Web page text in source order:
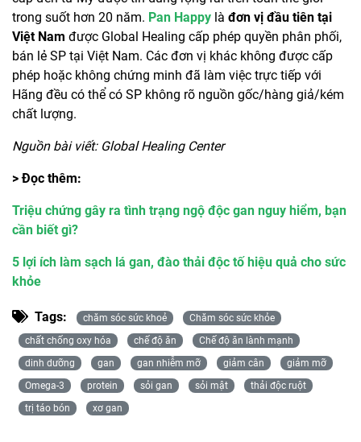
trong suốt hơn 20 năm. Pan Happy là đơn vị đầu tiên tại
Việt Nam được Global Healing cấp phép quyền phân phối,
bán lẻ SP tại Việt Nam. Các đơn vị khác không được cấp
phép hoặc không chứng minh đã làm việc trực tiếp với
Hãng đều có thể có SP không rõ nguồn gốc/hàng giả/kém
chất lượng.
Nguồn bài viết: Global Healing Center
> Đọc thêm:
Triệu chứng gây ra tình trạng ngộ độc gan nguy hiểm, bạn
cần biết gì?
5 lợi ích làm sạch lá gan, đào thải độc tố hiệu quả cho sức
khỏe
Tags: chăm sóc sức khoẻ
Chăm sóc sức khỏe
chất chống oxy hóa
chế độ ăn
Chế độ ăn lành mạnh
dinh dưỡng
gan gan nhiễm mỡ giảm cân
giảm mỡ
Omega-3
protein sỏi gan sỏi mật
thải độc ruột
trị táo bón
xơ gan